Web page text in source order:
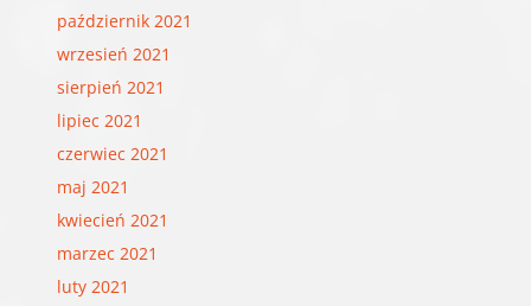
październik 2021
wrzesień 2021
sierpień 2021
lipiec 2021
czerwiec 2021
maj 2021
kwiecień 2021
marzec 2021
luty 2021